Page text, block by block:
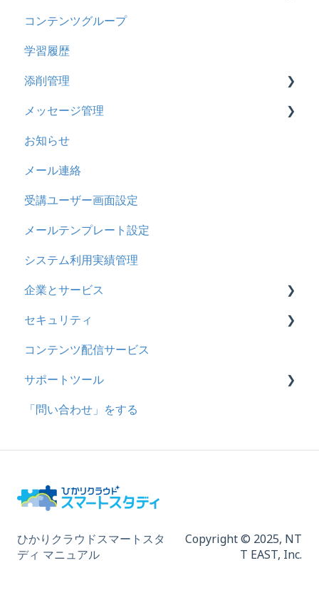
ドキュメント
ビデオ
ドリル
メール
メッセージ
お知らせ
多言語変換
助成金
2023年12月アップデート
2023年11月アップデート
2023年8月アップデート
2023年4月アップデート
旧レイアウト
コース詳細設定の参考
ストレスチェック
CSVについて
ドキュメント
多言語表示
リンク
概要
問題について
ドリルについて
【問題・ドリル】の参考
ドリルスキンについて
問題属性
コンテンツグループ
学習履歴
添削管理
概要
基本操作
採点権限のみを持ったユーザ
採点・承認権限を持ったユーザ
メッセージ管理
基本操作
リンクメッセージスレッド
お知らせ
メール連絡
受講ユーザー画面設定
メールテンプレート設定
システム利用実績管理
企業とサービス
用語の定義
企業について
統合ユーザーについて
サービスについて
セキュリティ
シングルサインオン設定
証明書認証
MFA(多要素認証)
コンテンツ配信サービス
サポートツール
基本操作
問題登録用ファイルに戻す
ドキュメントを登録する
「問い合わせ」をする
ひかりクラウドスマートスタ
ディ マニュアル
Copyright © 2025, NT
T EAST, Inc.